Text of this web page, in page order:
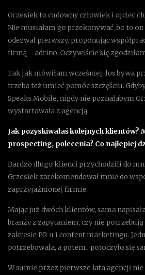
Grzesiek to cudowny człowiek i ojciec
Nie musiałam go przekonywać, bo to on
odezwał pierwszy, proponując
firmą – adrino. Oczywiście się
Tak jak mówiłam wcześniej, los bywa
trzeba też umieć pomóc szczęściu.
Speaks Mobile, nigdy nie poznałabym
wystartowała z agencją.
Jak pozyskiwałaś kolejnych klientów?
prospecting, polecenia? Co najlepiej
Bardzo długo klienci przychodzili do
Grzesiek zarekomendował mnie do
zaprzyjaźnionej firmie.
Mając już dwóch klientów, sama
branży z zapytaniem, czy nie potrzebują
zakresie PR-u i content marketingu.
potrzebowała, a potem.. potoczyło się
W sumie przez pierwsze lata agencji